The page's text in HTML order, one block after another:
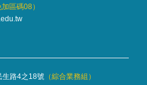
加區碼08）
生路4之18號 （綜合業務組 ）